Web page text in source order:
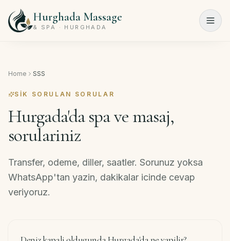
Hurghada Massage
& SPA · HURGHADA
Menu
Sayfa
Spa
Programları
Güzellik
Salonu
Fiyat
Listesi
Home SSS
SIK SORULAN SORULAR
Hurgada'da spa ve masaj,
sorulariniz
Transfer, odeme, diller, saatler. Sorunuz yoksa
WhatsApp'tan yazin, dakikalar icinde cevap
veriyoruz.